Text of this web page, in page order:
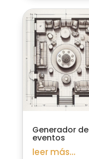
Generador
eventos
leer más...